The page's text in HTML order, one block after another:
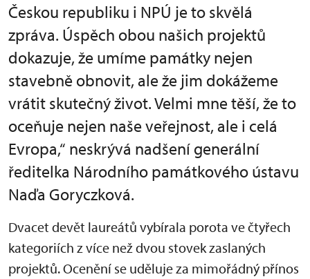
Českou republiku i NPÚ je to skvělá
zpráva. Úspěch obou našich projektů
dokazuje, že umíme památky nejen
stavebně obnovit, ale že jim dokážeme
vrátit skutečný život. Velmi mne těší, že to
oceňuje nejen naše veřejnost, ale i celá
Evropa,“ neskrývá nadšení generální
ředitelka Národního památkového ústavu
Naďa Goryczková.
Dvacet devět laureátů vybírala porota ve čtyřech
kategoriích z více než dvou stovek zaslaných
projektů. Ocenění se uděluje za mimořádný přínos